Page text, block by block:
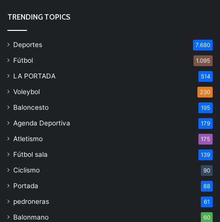
TRENDING TOPICS
Deportes 7.680
Fútbol 1.095
LA PORTADA 514
Voleybol 230
Baloncesto 195
Agenda Deportiva 179
Atletismo 175
Fútbol sala 139
Ciclismo 90
Portada 88
pedroneras 61
Balonmano 60